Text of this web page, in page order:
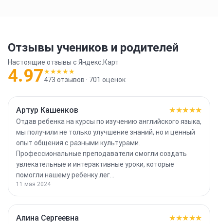
Отзывы учеников и родителей
Настоящие отзывы с Яндекс.Карт
4.97★★★★★
473 отзывов · 701 оценок
Артур Кашенков ★★★★★
Отдав ребенка на курсы по изучению английского языка,
мы получили не только улучшение знаний, но и ценный
опыт общения с разными культурами.
Профессиональные преподаватели смогли создать
увлекательные и интерактивные уроки, которые
помогли нашему ребенку лег…
11 мая 2024
Алина Сергеевна ★★★★★